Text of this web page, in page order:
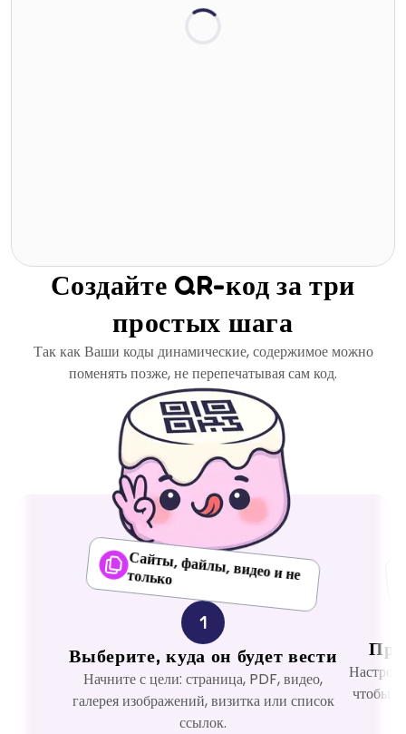
Создайте QR-код за три
простых шага
Так как Ваши коды динамические, содержимое можно
поменять позже, не перепечатывая сам код.
Сайты, файлы, видео и не только
1
Выберите, куда он будет вести
Начните с цели: страница, PDF, видео,
галерея изображений, визитка или список
ссылок.
чтобы